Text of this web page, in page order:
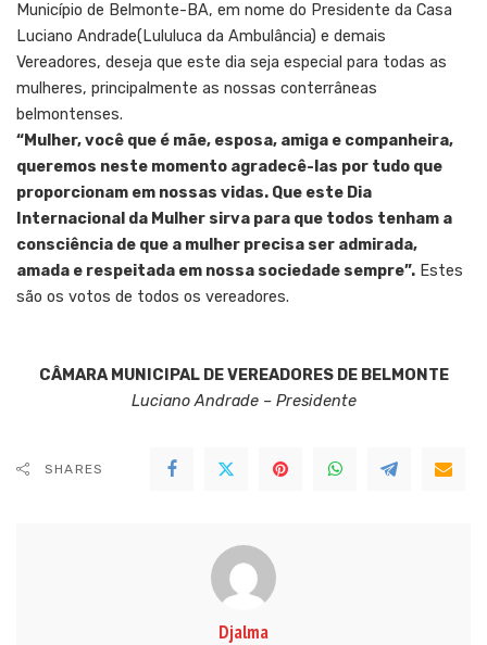
Município de Belmonte-BA, em nome do Presidente da Casa
Luciano Andrade(Lululuca da Ambulância) e demais
Vereadores, deseja que este dia seja especial para todas as
mulheres, principalmente as nossas conterrâneas
belmontenses.
“Mulher, você que é mãe, esposa, amiga e companheira,
queremos neste momento agradecê-las por tudo que
proporcionam em nossas vidas. Que este Dia
Internacional da Mulher sirva para que todos tenham a
consciência de que a mulher precisa ser admirada,
amada e respeitada em nossa sociedade sempre”. Estes
são os votos de todos os vereadores.
CÂMARA MUNICIPAL DE VEREADORES DE BELMONTE
Luciano Andrade – Presidente
SHARES
Djalma